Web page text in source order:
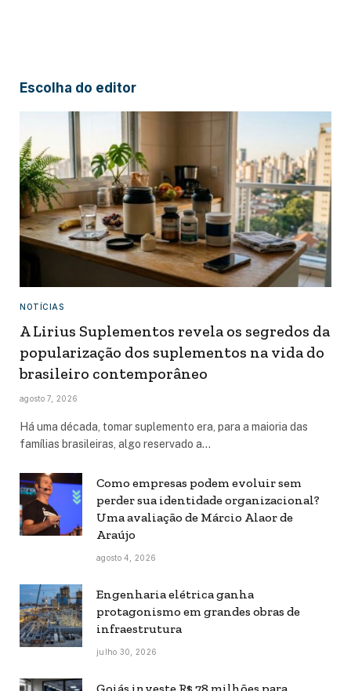
Escolha do editor
NOTÍCIAS
A Lirius Suplementos revela os segredos da
popularização dos suplementos na vida do
brasileiro contemporâneo
agosto 7, 2026
Há uma década, tomar suplemento era, para a maioria das
famílias brasileiras, algo reservado a…
Como empresas podem evoluir sem
perder sua identidade organizacional?
Uma avaliação de Márcio Alaor de
Araújo
agosto 4, 2026
Engenharia elétrica ganha
protagonismo em grandes obras de
infraestrutura
julho 30, 2026